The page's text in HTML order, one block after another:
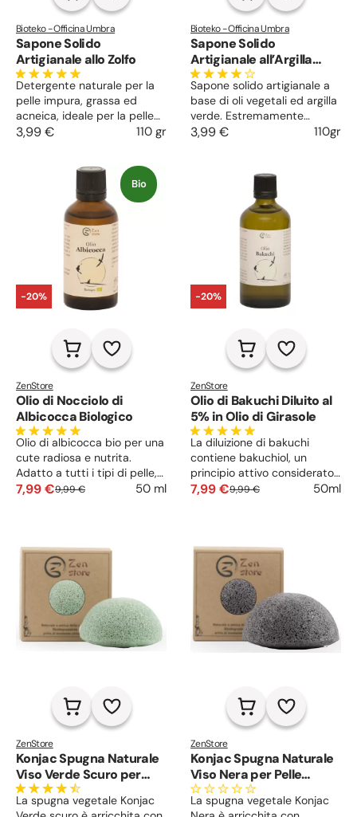
Bioteko - Officina Umbra
Sapone Solido
Artigianale allo Zolfo
Detergente naturale per la
pelle impura, grassa ed
acneica, ideale per la pelle
irritata. Idrata con gli oli
seboregola, astringe i pori e
lenisce le infiammazioni.
Ideale per pulizia del viso e
del corpo.
3,99 € 110 gr
Bioteko - Officina Umbra
Sapone Solido
Artigianale all’Argilla
Verde
Sapone solido artigianale a
base di oli vegetali ed argilla
verde. Estremamente
nutriente e purificante,
soffice ed elastica. Adatto
sia alla pelle del viso che del
3,99 € 110gr
Bio
-20%
ZenStore
Olio di Nocciolo di
Albicocca Biologico
Olio di albicocca bio per una
cute radiosa e nutrita.
Adatto a tutti i tipi di pelle,
in particolare quelle spente,
rigenerante. Perfetto anche
come struccante naturale.
7,99 €9,99 € 50 ml
-20%
ZenStore
Olio di Bakuchi Diluito al
5% in Olio di Girasole
La diluizione di bakuchi
contiene bakuchiol, un
principio attivo considerato
un sostituto naturale del
e rende la pelle più elastica
e luminosa.
7,99 €9,99 € 50ml
ZenStore
Konjac Spugna Naturale
Viso Verde Scuro per
Pelle Grassa e Mista
La spugna vegetale Konjac
ZenStore
Konjac Spugna Naturale
Viso Nera per Pelle
Grassa e Impura
La spugna vegetale Konjac